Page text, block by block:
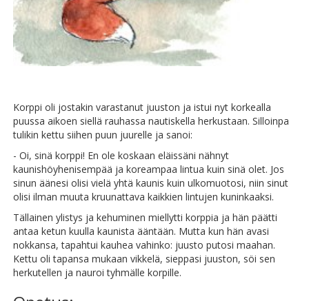
Korppi oli jostakin varastanut juuston ja istui nyt korkealla
puussa aikoen siellä rauhassa nautiskella herkustaan. Silloinpa
tulikin kettu siihen puun juurelle ja sanoi:
- Oi, sinä korppi! En ole koskaan eläissäni nähnyt
kaunishöyhenisempää ja koreampaa lintua kuin sinä olet. Jos
sinun äänesi olisi vielä yhtä kaunis kuin ulkomuotosi, niin sinut
olisi ilman muuta kruunattava kaikkien lintujen kuninkaaksi.
Tällainen ylistys ja kehuminen miellytti korppia ja hän päätti
antaa ketun kuulla kaunista ääntään. Mutta kun hän avasi
nokkansa, tapahtui kauhea vahinko: juusto putosi maahan.
Kettu oli tapansa mukaan vikkelä, sieppasi juuston, söi sen
herkutellen ja nauroi tyhmälle korpille.